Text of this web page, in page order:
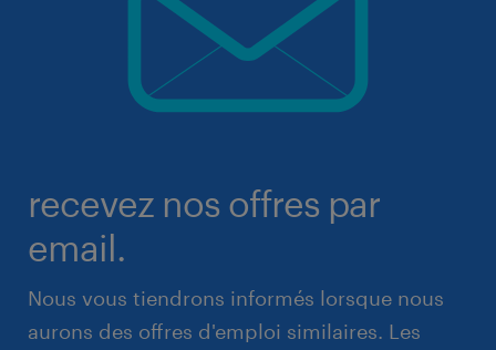
recevez nos offres par
email.
Nous vous tiendrons informés lorsque nous
aurons des offres d'emploi similaires. Les